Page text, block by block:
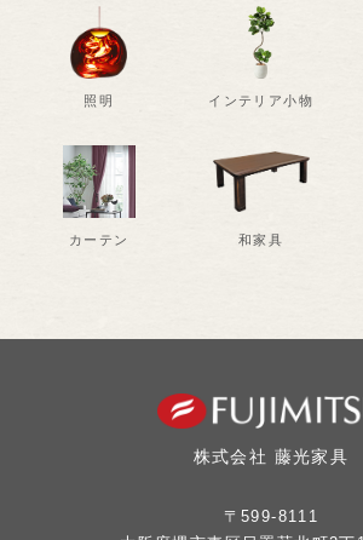
照明 インテリア小物
カーテン 和家具
株式会社 藤光家具
〒599-8111